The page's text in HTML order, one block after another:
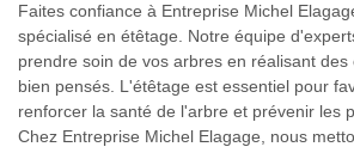
Faites confiance à Entreprise Michel
spécialisé en étêtage. Notre équipe
prendre soin de vos arbres en réalisant
bien pensés. L'étêtage est essentiel pour
renforcer la santé de l'arbre et prévenir les
Chez Entreprise Michel Elagage, nous